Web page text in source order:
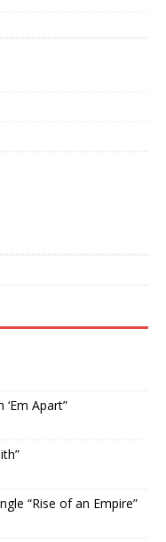
Apart”
“Rise of an Empire”